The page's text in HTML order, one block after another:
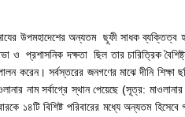
নাযের উপমহাদেশের অন্যতম ছূফী সাধক
ও প্রশাসনিক দক্ষতা ছিল তার চারিত্রিক
করেন। সর্বস্তরের জনগণের মাঝে দীনি শিক্ষা
নাম সর্বাগ্রে স্থান পেয়েছে (সূত্র:
১৪টি বিশিষ্ট পরিবারের মধ্যে অন্যতম